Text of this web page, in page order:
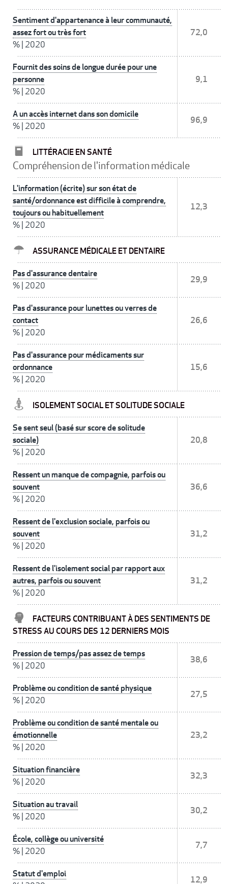
Sentiment d'appartenance à leur communauté,
assez fort ou très fort
% 2020
72,0
Fournit des soins de longue durée pour une
personne
% 2020
9,1
A un accès internet dans son domicile
% 2020
96,9
LITTÉRACIE EN SANTÉ
Compréhension de l'information médicale
L'information (écrite) sur son état de
santé/ordonnance est difficile à comprendre,
toujours ou habituellement
% 2020
12,3
ASSURANCE MÉDICALE ET DENTAIRE
Pas d'assurance dentaire
% 2020
29,9
Pas d'assurance pour lunettes ou verres de
contact
% 2020
26,6
Pas d'assurance pour médicaments sur
ordonnance
% 2020
15,6
ISOLEMENT SOCIAL ET SOLITUDE SOCIALE
Se sent seul (basé sur score de solitude
sociale)
% 2020
20,8
Ressent un manque de compagnie, parfois ou
souvent
% 2020
36,6
Ressent de l'exclusion sociale, parfois ou
souvent
% 2020
31,2
Ressent de l'isolement social par rapport aux
autres, parfois ou souvent
% 2020
31,2
FACTEURS CONTRIBUANT À DES SENTIMENTS DE
STRESS AU COURS DES 12 DERNIERS MOIS
Pression de temps/pas assez de temps
% 2020
38,6
Problème ou condition de santé physique
% 2020
27,5
Problème ou condition de santé mentale ou
émotionnelle
% 2020
23,2
Situation financière
% 2020
32,3
Situation au travail
% 2020
30,2
École, collège ou université
% 2020
7,7
Statut d'emploi
12,9